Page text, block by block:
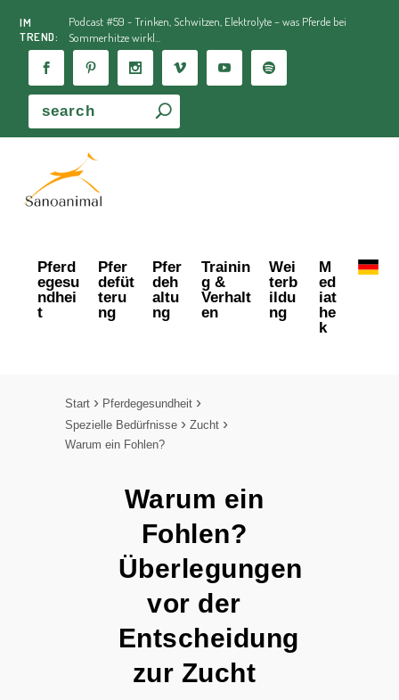
IM
TREND:
Podcast #59 - Trinken, Schwitzen, Elektrolyte – was Pferde bei
Sommerhitze wirkl...
Pferd
egesu
ndhei
t
Pfer
defüt
teru
ng
Pfer
deh
altu
ng
Trainin
g &
Verhalt
en
Wei
terb
ildu
ng
M
ed
iat
he
k
Start
Pferdegesundheit
Spezielle Bedürfnisse
Zucht
Warum ein Fohlen?
Warum ein
Fohlen?
Überlegungen
vor der
Entscheidung
zur Zucht